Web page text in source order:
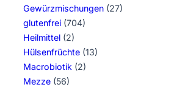
Gewürzmischungen (27)
glutenfrei (704)
Heilmittel (2)
Hülsenfrüchte (13)
Macrobiotik (2)
Mezze (56)